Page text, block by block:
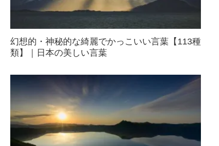
幻想的・神秘的な綺麗でかっこいい言葉【113種
類】｜日本の美しい言葉